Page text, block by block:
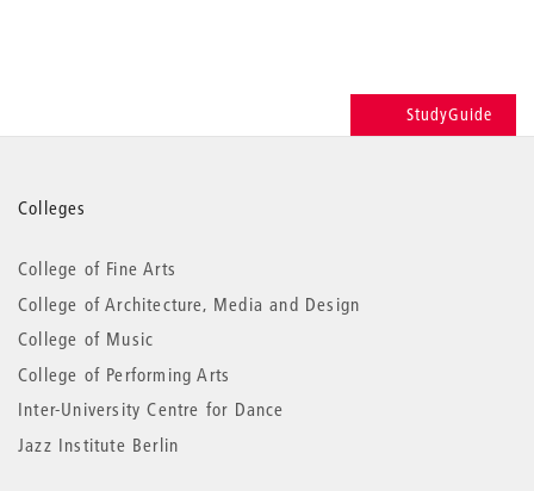
StudyGuide
More
information
Colleges
College of Fine Arts
College of Architecture, Media and Design
College of Music
College of Performing Arts
Inter-University Centre for Dance
Jazz Institute Berlin